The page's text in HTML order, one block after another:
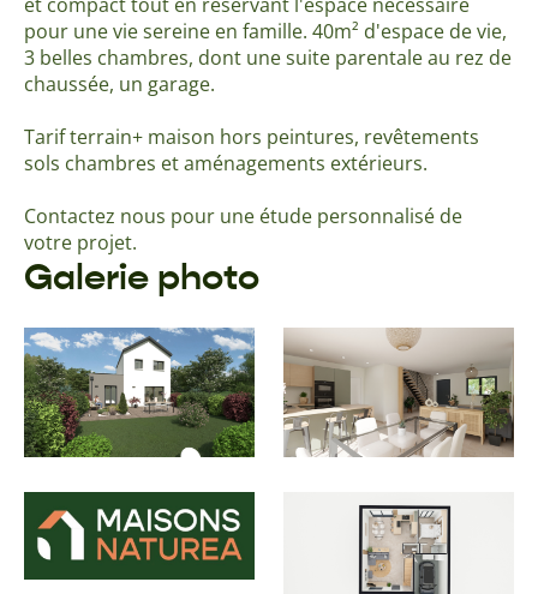
pour une vie sereine en famille. 40m² d'espace de vie,
3 belles chambres, dont une suite parentale au rez de
chaussée, un garage.
Tarif terrain+ maison hors peintures, revêtements
sols chambres et aménagements extérieurs.
Contactez nous pour une étude personnalisé de
votre projet.
Galerie photo